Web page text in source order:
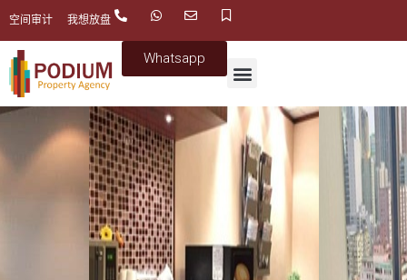
空间审计 我想放盘
Whatsapp